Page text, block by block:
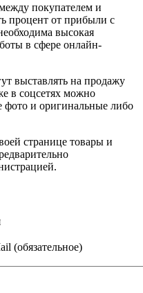
покупателем и
процент от прибыли с
высокая
в сфере онлайн-
выставлять на продажу
в соцсетях можно
фото и оригинальные либо
странице товары и
(обязательное)